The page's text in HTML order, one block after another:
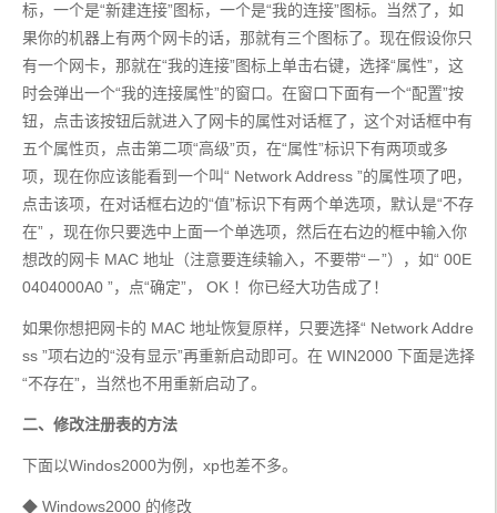
标，一个是“新建连接”图标，一个是“我的连接”图标。当然了，如
果你的机器上有两个网卡的话，那就有三个图标了。现在假设你只
有一个网卡，那就在“我的连接”图标上单击右键，选择“属性”，这
时会弹出一个“我的连接属性”的窗口。在窗口下面有一个“配置”按
钮，点击该按钮后就进入了网卡的属性对话框了，这个对话框中有
五个属性页，点击第二项“高级”页，在“属性”标识下有两项或多
项，现在你应该能看到一个叫“ Network Address ”的属性项了吧，
点击该项，在对话框右边的“值”标识下有两个单选项，默认是“不存
在” ，现在你只要选中上面一个单选项，然后在右边的框中输入你
想改的网卡 MAC 地址（注意要连续输入，不要带“－”），如“ 00E
0404000A0 ”，点“确定”， OK ！你已经大功告成了！
如果你想把网卡的 MAC 地址恢复原样，只要选择“ Network Addre
ss ”项右边的“没有显示”再重新启动即可。在 WIN2000 下面是选择
“不存在”，当然也不用重新启动了。
二、修改注册表的方法
下面以Windos2000为例，xp也差不多。
◆ Windows2000 的修改